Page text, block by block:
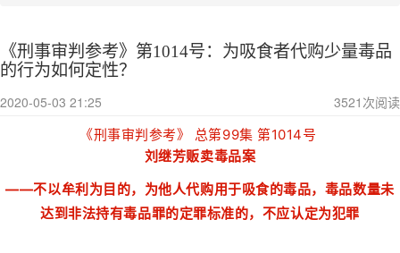
《刑事审判参考》第1014号：为吸食者代购少量毒品
的行为如何定性？
2020-05-03 21:25 3521 次阅读
《刑事审判参考》 总第99集 第1014号
刘继芳贩卖毒品案
——不以牟利为目的，为他人代购用于吸食的毒品，毒品数量未
达到非法持有毒品罪的定罪标准的，不应认定为犯罪